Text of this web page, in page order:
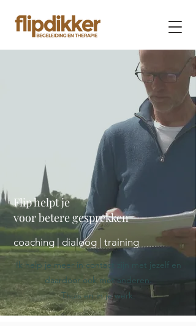
Flip helpt je
voor betere gesprekken
coaching | dialoog | training
Ik help je meer in contact zijn met jezelf en
daardoor ook met anderen.
Thuis en in je werk.